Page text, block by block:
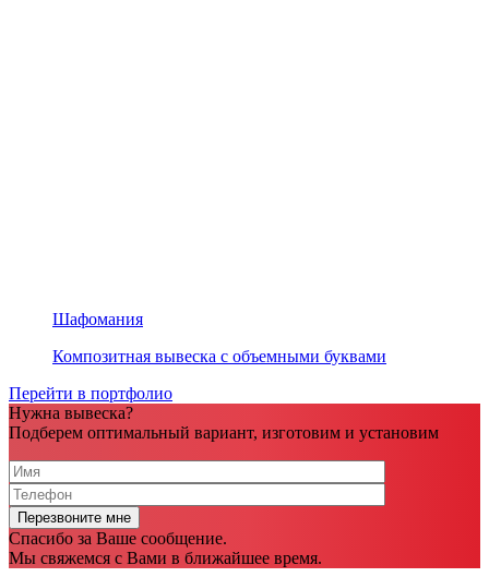
Шафомания
Композитная вывеска с объемными буквами
Перейти в портфолио
Нужна вывеска?
Подберем оптимальный вариант, изготовим и установим
Спасибо за Ваше сообщение.
Мы свяжемся с Вами в ближайшее время.